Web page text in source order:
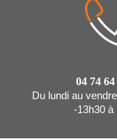
04 74
Du lundi au
-13h30 à